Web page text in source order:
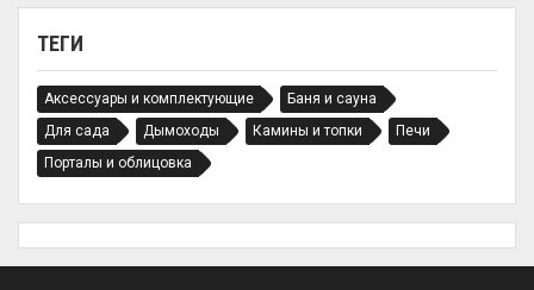
ТЕГИ
Аксессуары и комплектующие
Баня и сауна
Для сада
Дымоходы Камины и топки
Печи
Порталы и облицовка